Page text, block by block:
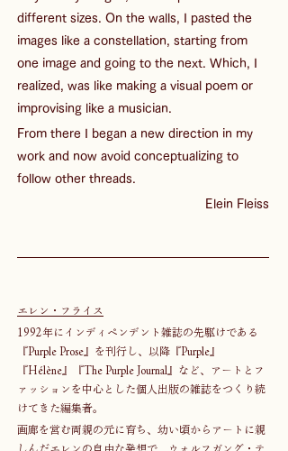
different sizes. On the walls, I pasted the
images like a constellation, starting from
one image and going to the next. Which, I
realized, was like making a visual poem or
improvising like a musician.
From there I began a new direction in my
work and now avoid conceptualizing to
follow other threads.
Elein Fleiss
エレン・フライス
1992年にインディペンデント雑誌の先駆けである
『Purple Prose』を刊行し、以降『Purple』
『Hélène』『The Purple Journal』など、アートとフ
ァッションを中心とした個人出版の雑誌をつくり続
けてきた編集者。
画廊を営む両親の元に育ち、幼い頃からアートに親
しんだエレンの自由な発想で、ウォルフガング・テ